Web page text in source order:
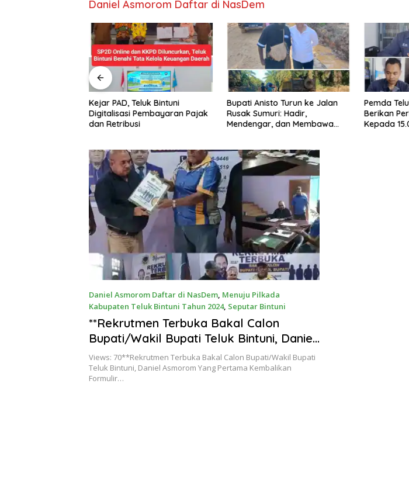
Daniel Asmorom Daftar di NasDem
Kejar PAD, Teluk Bintuni
Digitalisasi Pembayaran Pajak
dan Retribusi
Bupati Anisto Turun ke Jalan
Rusak Sumuri: Hadir,
Mendengar, dan Membawa
Pemda
Berikan
Kepada
Daniel Asmorom Daftar di NasDem Menuju Pilkada
Kabupaten Teluk Bintuni Tahun 2024, Seputar Bintuni
Kamis, 2 Mei 2024
**Rekrutmen Terbuka Bakal Calon
Bupati/Wakil Bupati Teluk Bintuni, Daniel
Asmorom Yang Pertama Kembalikan
Formulir Pendaftaran Ke NasDem
Views: 70**Rekrutmen Terbuka Bakal Calon Bupati/Wakil Bupati
Teluk Bintuni, Daniel Asmorom Yang Pertama Kembalikan
Formulir…